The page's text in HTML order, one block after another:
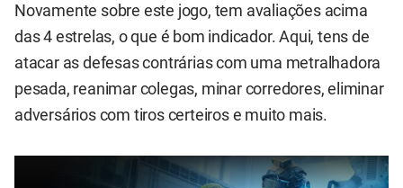
Novamente sobre este jogo, tem avaliações acima
das 4 estrelas, o que é bom indicador. Aqui, tens de
atacar as defesas contrárias com uma metralhadora
pesada, reanimar colegas, minar corredores, eliminar
adversários com tiros certeiros e muito mais.